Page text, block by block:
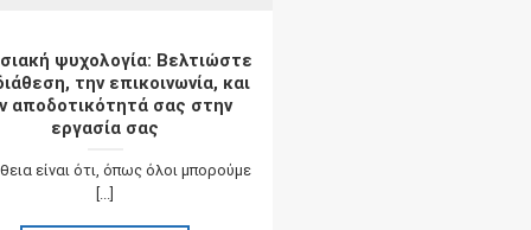
ψυχολογία: Βελτιώστε
την επικοινωνία, και
αποδοτικότητά σας στην
εργασία σας
είναι ότι, όπως όλοι μπορούμε